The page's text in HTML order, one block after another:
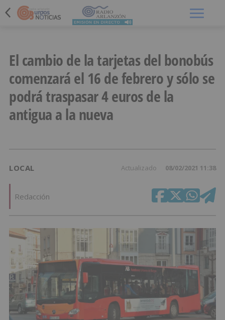
El cambio de la tarjetas del bonobús
comenzará el 16 de febrero y sólo se
podrá traspasar 4 euros de la
antigua a la nueva
LOCAL Actualizado 08/02/2021 11:38
Redacción